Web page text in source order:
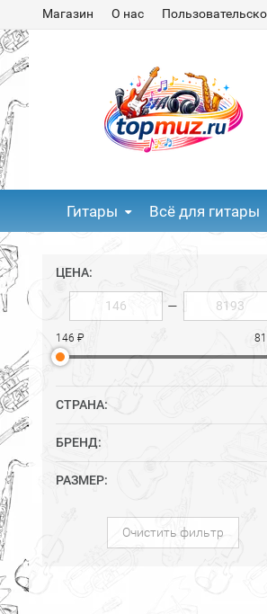
Магазин О нас
Гитары Всё для гитары
ЦЕНА:
—
146 ₽
СТРАНА:
БРЕНД:
РАЗМЕР:
Очистить фильтр